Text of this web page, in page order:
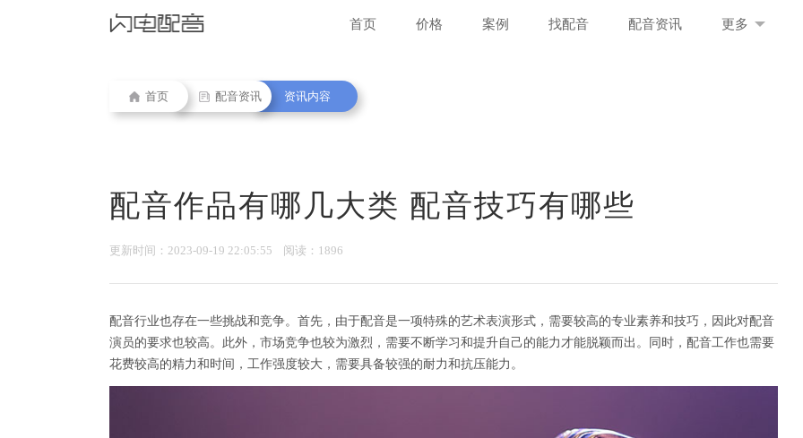
首页 价格 案例 找配音 配音资讯 更多
首页 配音资讯 资讯内容
配音作品有哪几大类 配音技巧有哪些
更新时间：2023-09-19 22:05:55 阅读：1896
配音行业也存在一些挑战和竞争。首先，由于配音是一项特殊的艺术表演形式，需要较高的专业素养和技巧，因此对配音
演员的要求也较高。此外，市场竞争也较为激烈，需要不断学习和提升自己的能力才能脱颖而出。同时，配音工作也需要
花费较高的精力和时间，工作强度较大，需要具备较强的耐力和抗压能力。